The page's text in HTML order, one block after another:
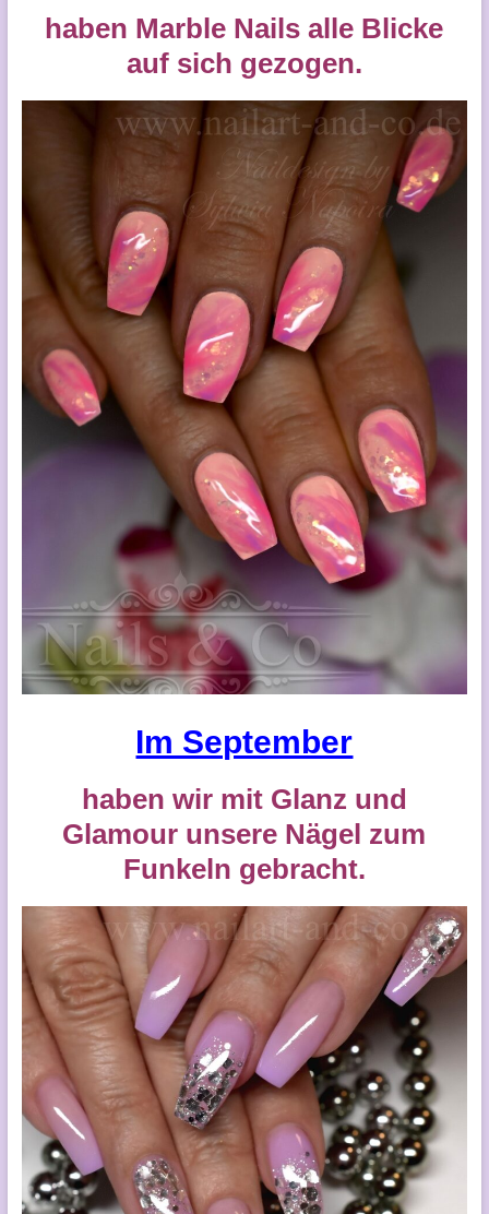
haben Marble Nails alle Blicke
auf sich gezogen.
Im September
haben wir mit Glanz und
Glamour unsere Nägel zum
Funkeln gebracht.